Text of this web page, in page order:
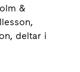
&
deltar i